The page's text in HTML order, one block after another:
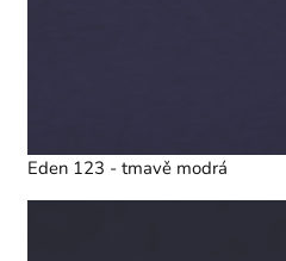
Eden 123 - tmavě modrá